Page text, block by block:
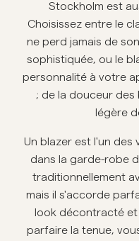
Shorts
Maille
Sous-vêtements
Stockholm est
Choisissez entre le
ne perd jamais de
sophistiquée, ou le
personnalité à votre
; de la douceur des
légère
Un blazer est l'un des
dans la garde-robe
traditionnellement
mais il s'accorde
look décontracté
parfaire la tenue,